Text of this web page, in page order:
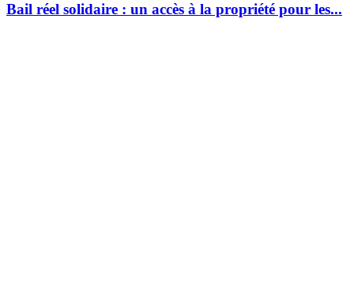
Bail réel solidaire : un accès à la propriété pour les...